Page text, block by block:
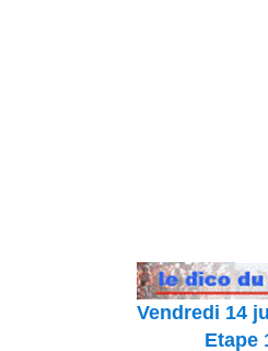
Vendredi 14
Etape